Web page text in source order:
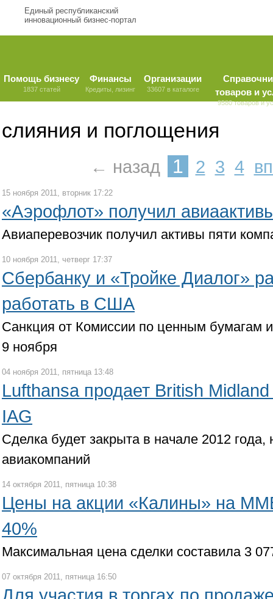
Единый республиканский
инновационный бизнес-портал
Помощь бизнесу
1837 статей
Финансы
Кредиты, лизинг
Организации
33607 в каталоге
товаров и
9580 товаров и
слияния и поглощения
← назад 1 2 3 4
15 ноября 2011, вторник 17:22
«Аэрофлот» получил
Авиаперевозчик получил активы пяти
10 ноября 2011, четверг 17:37
Сбербанку и «Тройке Диалог»
работать в США
Санкция от Комиссии по ценным
9 ноября
04 ноября 2011, пятница 13:48
Lufthansa продает British
IAG
Сделка будет закрыта в начале 2012 года,
авиакомпаний
14 октября 2011, пятница 10:38
Цены на акции «Калины» на
40%
Максимальная цена сделки составила 3
07 октября 2011, пятница 16:50